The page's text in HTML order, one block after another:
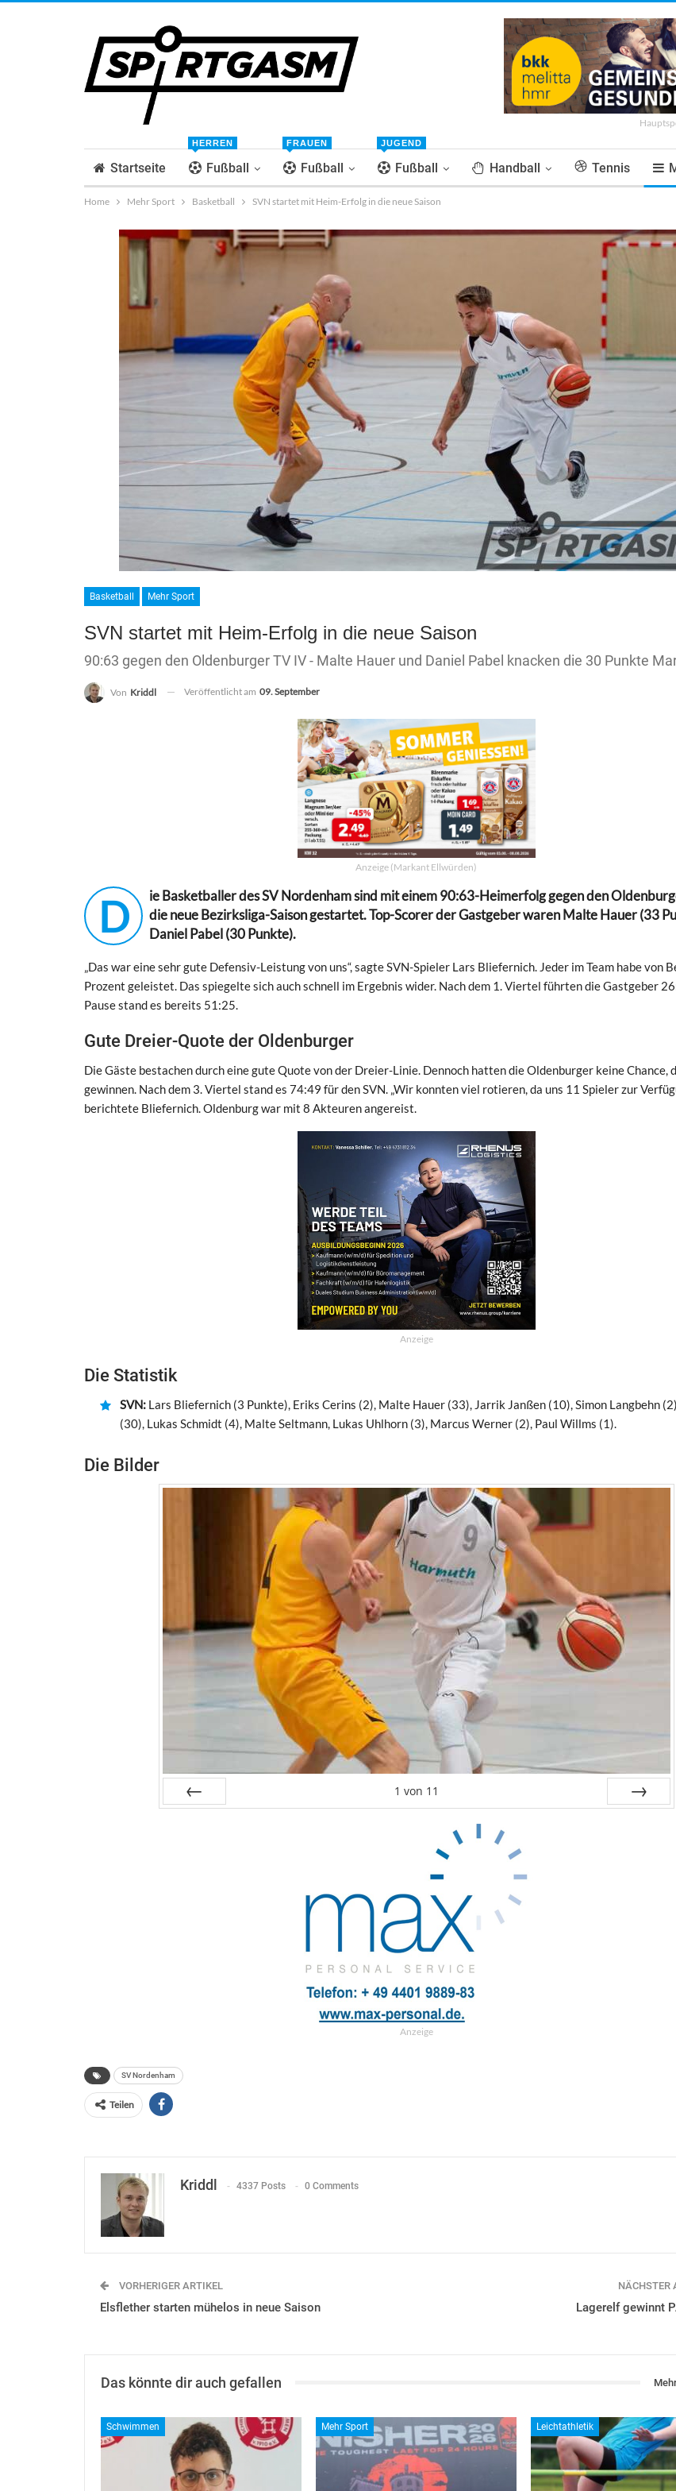
Startseite Fußball
HERREN
Fußball
FRAUEN
Fußball
JUGEND
Handball Tennis
Home Mehr Sport Basketball SVN startet mit Heim-Erfolg in die neue Saison
Basketball Mehr Sport
SVN startet mit Heim-Erfolg in die neue Saison
90:63 gegen den Oldenburger TV IV - Malte Hauer und Daniel Pabel knacken die 30 Punkte
Von Kriddl Veröffentlicht am 09. September
Anzeige (Markant Ellwürden)
D
ie Basketballer des SV Nordenham sind mit einem 90:63-Heimerfolg gegen den
die neue Bezirksliga-Saison gestartet. Top-Scorer der Gastgeber waren Malte Hauer (33
Daniel Pabel (30 Punkte).
„Das war eine sehr gute Defensiv-Leistung von uns“, sagte SVN-Spieler Lars Bliefernich. Jeder im Team habe von
Prozent geleistet. Das spiegelte sich auch schnell im Ergebnis wider. Nach dem 1. Viertel führten die Gastgeber
Pause stand es bereits 51:25.
Gute Dreier-Quote der Oldenburger
Die Gäste bestachen durch eine gute Quote von der Dreier-Linie. Dennoch hatten die Oldenburger keine Chance,
gewinnen. Nach dem 3. Viertel stand es 74:49 für den SVN. „Wir konnten viel rotieren, da uns 11 Spieler zur
berichtete Bliefernich. Oldenburg war mit 8 Akteuren angereist.
Anzeige
Die Statistik
SVN: Lars Bliefernich (3 Punkte), Eriks Cerins (2), Malte Hauer (33), Jarrik Janßen (10), Simon Langbehn
(30), Lukas Schmidt (4), Malte Seltmann, Lukas Uhlhorn (3), Marcus Werner (2), Paul Willms (1).
Die Bilder
1 von 11
Anzeige
SV Nordenham
Teilen
Kriddl 4337 Posts 0 Comments
VORHERIGER ARTIKEL
Elsflether starten mühelos in neue Saison
NÄCHSTER
Lagerelf gewinnt
Das könnte dir auch gefallen
Schwimmen Mehr Sport Leichtathletik